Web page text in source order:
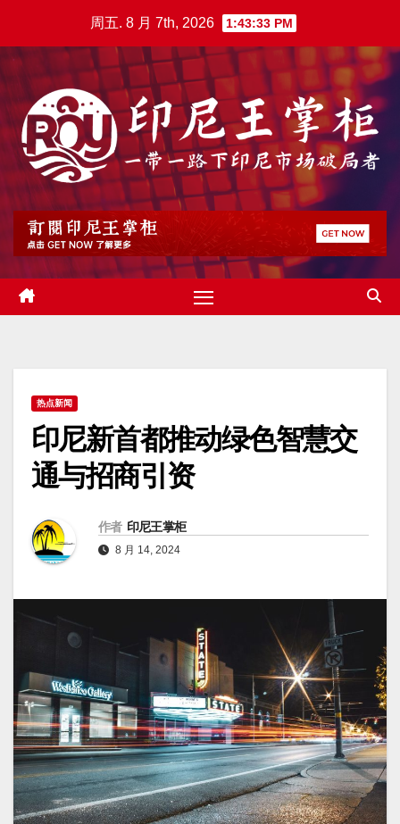
周五. 8 月 7th, 2026 1:43:34 PM
热点新闻
印尼新首都推动绿色智慧交
通与招商引资
作者 印尼王掌柜
8 月 14, 2024